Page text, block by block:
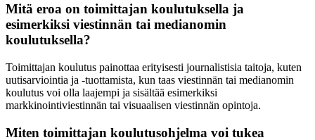
Mitä eroa on toimittajan koulutuksella ja
esimerkiksi viestinnän tai medianomin
koulutuksella?
Toimittajan koulutus painottaa erityisesti journalistisia taitoja, kuten
uutisarviointia ja -tuottamista, kun taas viestinnän tai medianomin
koulutus voi olla laajempi ja sisältää esimerkiksi
markkinointiviestinnän tai visuaalisen viestinnän opintoja.
Miten toimittajan koulutusohjelma voi tukea